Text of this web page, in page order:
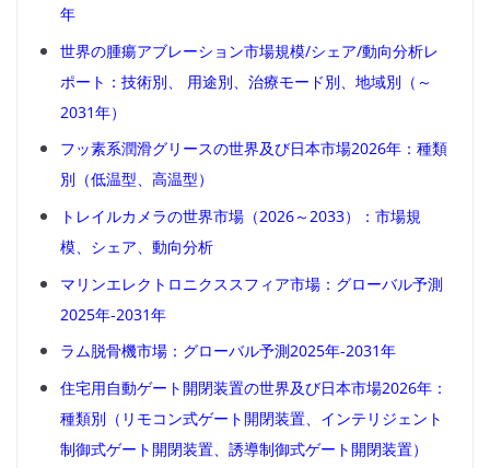
年
世界の腫瘍アブレーション市場規模/シェア/動向分析レ
ポート：技術別、 用途別、治療モード別、地域別（～
2031年）
フッ素系潤滑グリースの世界及び日本市場2026年：種類
別（低温型、高温型）
トレイルカメラの世界市場（2026～2033）：市場規
模、シェア、動向分析
マリンエレクトロニクススフィア市場：グローバル予測
2025年-2031年
ラム脱骨機市場：グローバル予測2025年-2031年
住宅用自動ゲート開閉装置の世界及び日本市場2026年：
種類別（リモコン式ゲート開閉装置、インテリジェント
制御式ゲート開閉装置、誘導制御式ゲート開閉装置）